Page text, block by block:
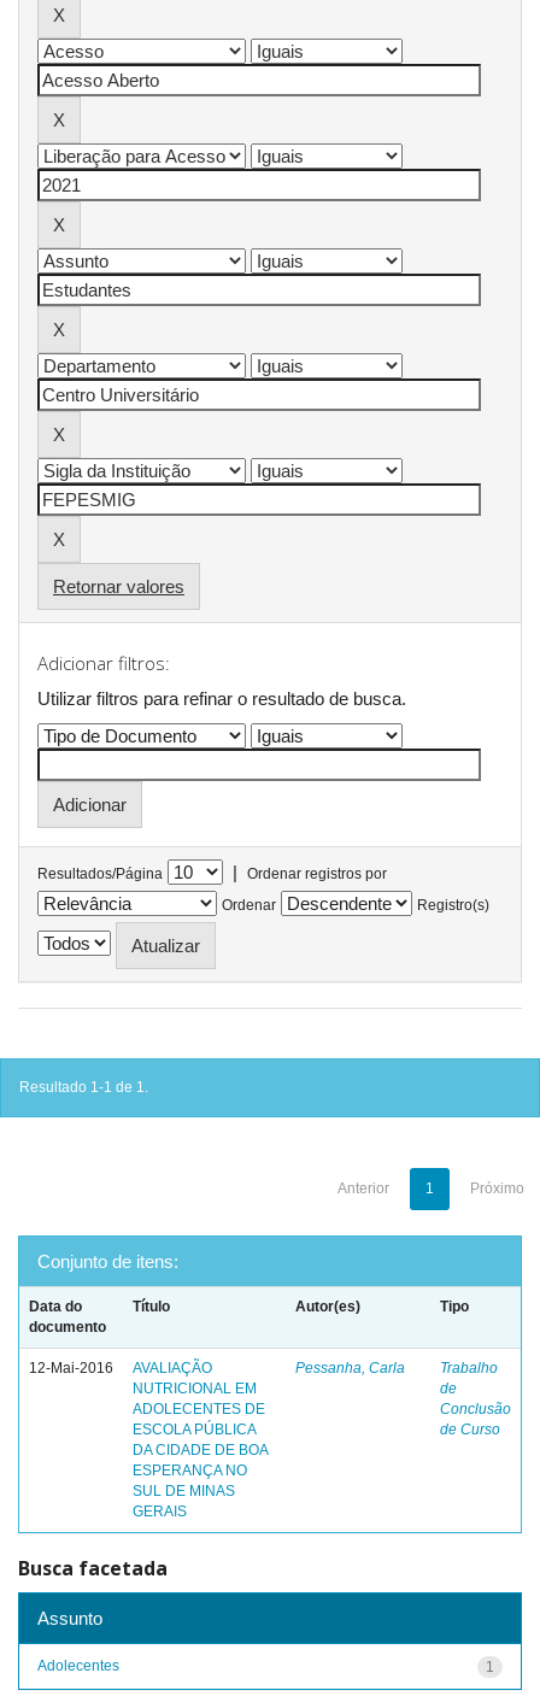
Retornar valores
Adicionar filtros:
Utilizar filtros para refinar o resultado de busca.
Resultados/Página |
Ordenar registros por
Ordenar
Registro(s)
Resultado 1-1 de 1.
Anterior 1 Próximo
Conjunto de itens:
Data do
documento
Título Autor(es) Tipo
12-Mai-2016
AVALIAÇÃO
NUTRICIONAL EM
ADOLECENTES DE
ESCOLA PÚBLICA
DA CIDADE DE BOA
ESPERANÇA NO
SUL DE MINAS
GERAIS
Pessanha, Carla
Trabalho
de
Conclusão
de Curso
Busca facetada
Assunto
1
Adolecentes